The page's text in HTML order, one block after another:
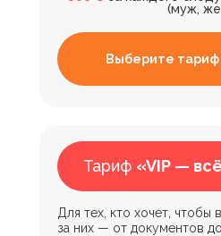
Для тех, кто хочет, чтобы
за них — от документов
Тариф «VIP —
Выберите
(муж,